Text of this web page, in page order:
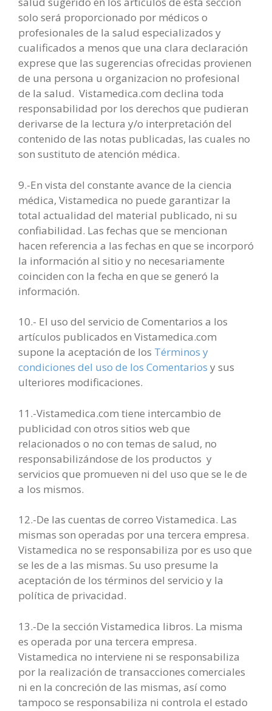
solo será proporcionado por médicos o
profesionales de la salud especializados y
cualificados a menos que una clara declaración
exprese que las sugerencias ofrecidas provienen
de una persona u organizacion no profesional
de la salud. Vistamedica.com declina toda
responsabilidad por los derechos que pudieran
derivarse de la lectura y/o interpretación del
contenido de las notas publicadas, las cuales no
son sustituto de atención médica.
9.-En vista del constante avance de la ciencia
médica, Vistamedica no puede garantizar la
total actualidad del material publicado, ni su
confiabilidad. Las fechas que se mencionan
hacen referencia a las fechas en que se incorporó
la información al sitio y no necesariamente
coinciden con la fecha en que se generó la
información.
10.- El uso del servicio de Comentarios a los
artículos publicados en Vistamedica.com
supone la aceptación de los Términos y
condiciones del uso de los Comentarios y sus
ulteriores modificaciones.
11.-Vistamedica.com tiene intercambio de
publicidad con otros sitios web que
relacionados o no con temas de salud, no
responsabilizándose de los productos y
servicios que promueven ni del uso que se le de
a los mismos.
12.-De las cuentas de correo Vistamedica. Las
mismas son operadas por una tercera empresa.
Vistamedica no se responsabiliza por es uso que
se les de a las mismas. Su uso presume la
aceptación de los términos del servicio y la
política de privacidad.
13.-De la sección Vistamedica libros. La misma
es operada por una tercera empresa.
Vistamedica no interviene ni se responsabiliza
por la realización de transacciones comerciales
ni en la concreción de las mismas, así como
tampoco se responsabiliza ni controla el estado